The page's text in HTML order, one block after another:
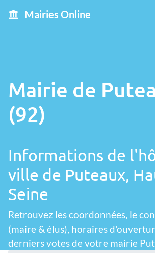
Mairies Online
Mairie de
(92)
Informations de
ville de Puteaux,
Seine
Retrouvez les coordonnées, le
(maire & élus), horaires
derniers votes de votre mairie